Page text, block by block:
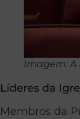
Imagem: A
Líderes da
Membros da